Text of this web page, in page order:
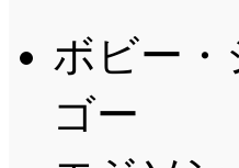
ボビー
ゴー